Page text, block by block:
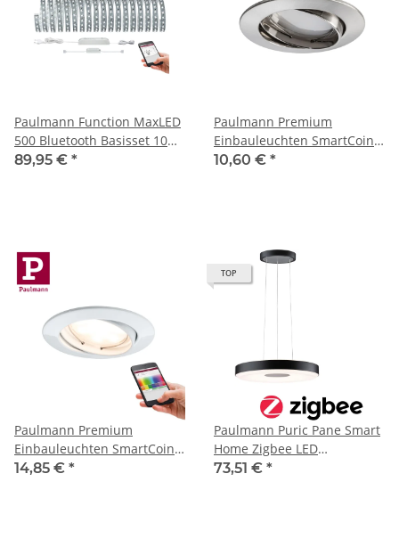
Paulmann Function MaxLED
500 Bluetooth Basisset 10m
Tageslichtweiß 48,5W
89,95 € *
Paulmann Premium
Einbauleuchten SmartCoin
Bluetooth dimmbar
10,60 € *
Paulmann Premium
Einbauleuchten SmartCoin
Bluetooth RGB schwenkbar
14,85 € *
TOP
Paulmann Puric Pane Smart
Home Zigbee LED
Pendelleuchte Ø400 mm
73,51 € *